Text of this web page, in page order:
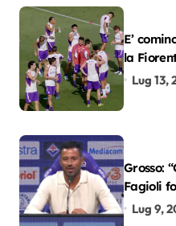
E’
la
Lug 13,
Grosso:
Fagioli
colpo”
Lug 9,